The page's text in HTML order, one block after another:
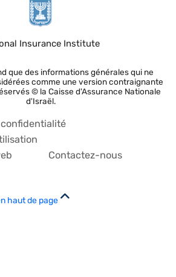
Insurance Institute
que des informations générales qui ne
comme une version contraignante
© la Caisse d'Assurance Nationale
d'Israël.
Contactez-nous
haut de page